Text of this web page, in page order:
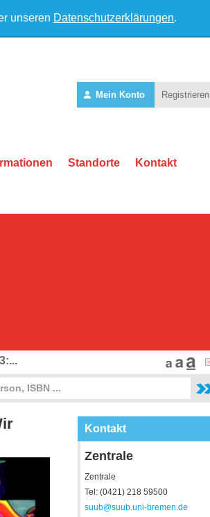
unseren Datenschutzerklärungen.
Mein Konto Registrieren
Standorte Kontakt
Kontakt
Zentrale
Zentrale
Tel: (0421) 218 59500
suub@suub.uni-bremen.de